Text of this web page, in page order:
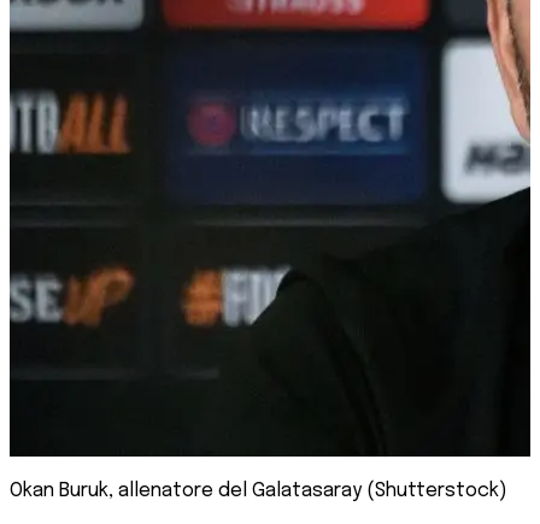
Okan Buruk, allenatore del Galatasaray (Shutterstock)